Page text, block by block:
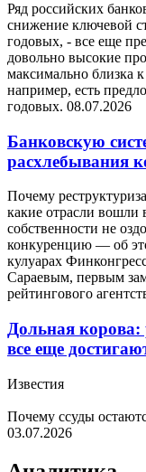
Ряд российских
снижение ключевой
годовых, - все еще
довольно высокие
максимально близка
например, есть
годовых. 08.07.2026
Банковскую
расхлебывания
Почему
какие отрасли вошли
собственности не
конкуренцию — об
кулуарах
Сараевым, первым
рейтингового
Дольная корова:
все еще
Известия
Почему ссуды
03.07.2026